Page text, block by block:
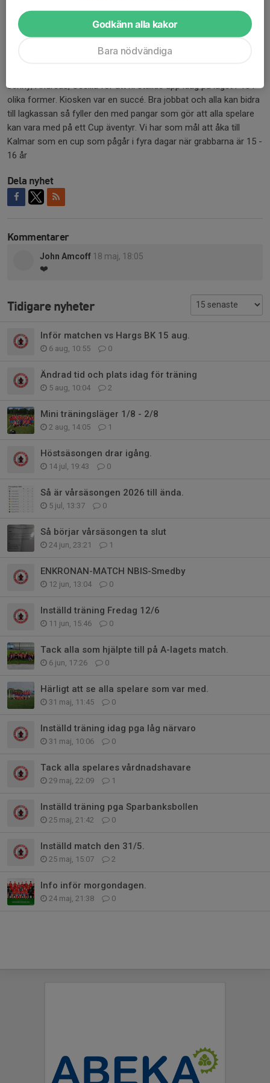
dagens match. Grattis grabbar ni veta vad som behövs göras
för att vinna matcher. Nu lyfter vi i en jämn tabell till en delad
Jenny, Andreas, Cecilia för att ni ställde upp idag på laget P13 i
olika former. Kiosken var en succé. Bra jobbat och alla kan bidra
till lagkassan så fyller den med pangar som gör att alla spelare
kan vara med på ett Cup äventyr. Vi har som mål att åka till
Kalmar som en cup som pågår i fyra dagar när grabbarna är 15 -
16 år
Dela nyhet
Kommentarer
John Amcoff 18 maj, 18:05
❤️
Tidigare nyheter
Inför matchen vs Hargs BK 15 aug.
6 aug, 10:55 0
Ändrad tid och plats idag för träning
5 aug, 10:04 2
Mini träningsläger 1/8 - 2/8
2 aug, 14:05 1
Höstsäsongen drar igång.
14 jul, 19:43 0
Så är vårsäsongen 2026 till ända.
5 jul, 13:37 0
Så börjar vårsäsongen ta slut
24 jun, 23:21 1
ENKRONAN-MATCH NBIS-Smedby
12 jun, 13:04 0
Inställd träning Fredag 12/6
11 jun, 15:46 0
Tack alla som hjälpte till på A-lagets match.
6 jun, 17:26 0
Härligt att se alla spelare som var med.
31 maj, 11:45 0
Inställd träning idag pga låg närvaro
31 maj, 10:06 0
Tack alla spelares vårdnadshavare
29 maj, 22:09 1
Inställd träning pga Sparbanksbollen
25 maj, 21:42 0
Inställd match den 31/5.
25 maj, 15:07 2
Info inför morgondagen.
24 maj, 21:38 0
Godkänn alla kakor
Bara nödvändiga